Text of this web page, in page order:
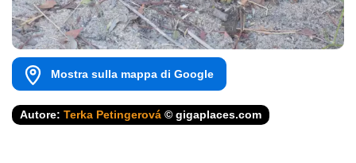
Mostra sulla mappa di Google
Autore: Terka Petingerová © gigaplaces.com